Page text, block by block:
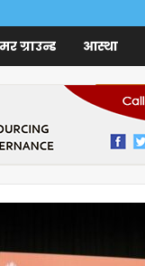
ग्राउन्ड आस्था